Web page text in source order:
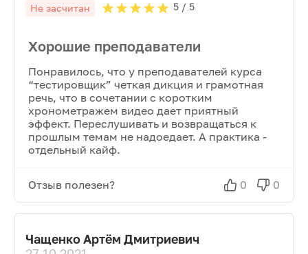
Не засчитан 5/ 5
Хорошие преподаватели
Понравилось, что у преподавателей курса
“тестировщик” четкая дикция и грамотная
речь, что в сочетании с коротким
хронометражем видео дает приятный
эффект. Переслушивать и возвращаться к
прошлым темам не надоедает. А практика -
отдельный кайф.
Отзыв полезен? 0 0
Чащенко Артём Дмитриевич